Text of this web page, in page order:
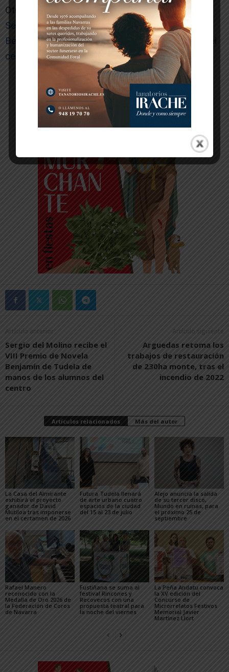
Otras noticias de interés:
Sergio del Molino recibe el VIII Premio de Novela
Benjamín de Tudela de manos de los alumnos del
centro
-- Publicidad --
Artículo anterior
Sergio del Molino recibe el
VIII Premio de Novela
Benjamín de Tudela de
manos de los alumnos del
centro
Artículo siguiente
Arguedas retoma los
trabajos de restauración
de 230ha monte, tras el
incendio de 2022
Artículos relacionados Más del autor
La Casa del Almirante
exhibirá el proyecto
ganador de David
Mutiloa tras imponerse
en el certamen de 2026
Futura Tudela llenará
de arte urbano cuatro
espacios de la ciudad
del 15 al 23 de julio
Alejo anuncia la salida
de su tercer disco,
Mundo en ruinas, para
el próximo 25 de
septiembre
Rafael Manero
reconocido con la
Medalla de Oro 2026 de
la Federación de Coros
de Navarra
Fustiñana se suma al
festival Rincones y
Recovecos con una
propuesta teatral para
la noche del viernes
La Peña Andatu convoca
la XV edición del
Concurso de
Microrrelatos Festivos
Memorial Javier
Martínez Llort